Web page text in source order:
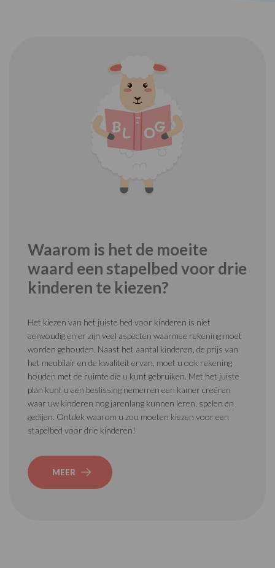
Waarom is het de moeite
waard een stapelbed voor drie
kinderen te kiezen?
Het kiezen van het juiste bed voor kinderen is niet
eenvoudig en er zijn veel aspecten waarmee rekening moet
worden gehouden. Naast het aantal kinderen, de prijs van
het meubilair en de kwaliteit ervan, moet u ook rekening
houden met de ruimte die u kunt gebruiken. Met het juiste
plan kunt u een beslissing nemen en een kamer creëren
waar uw kinderen nog jarenlang kunnen leren, spelen en
gedijen. Ontdek waarom u zou moeten kiezen voor een
stapelbed voor drie kinderen!
MEER